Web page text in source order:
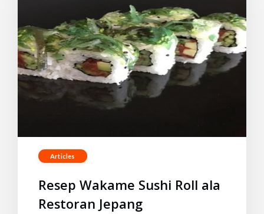
Articles
Resep Wakame Sushi Roll ala
Restoran Jepang